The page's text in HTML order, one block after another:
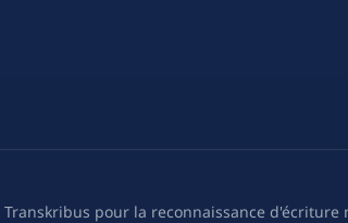
pour la reconnaissance d'écriture